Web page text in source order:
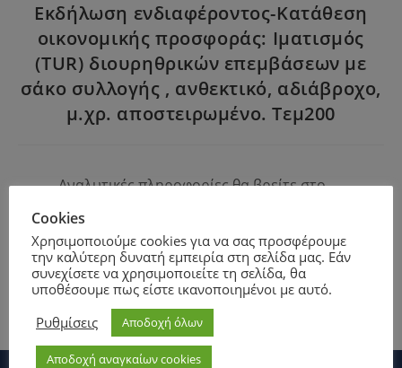
Εκδήλωση ενδιαφέροντος-Κατάθεση
οικονομικής προσφοράς: Ιματισμός
(TUR) διουρηθρικών επεμβάσεων με
σάκο συλλογής , ανθεκτικό, αδιάβροχο,
μ.χρ. αποστειρωμένο. Τεμ200
Αναλυτικές πληροφορίες θα βρείτε στο
πατώντας
Cookies
Χρησιμοποιούμε cookies για να σας προσφέρουμε
την καλύτερη δυνατή εμπειρία στη σελίδα μας. Εάν
συνεχίσετε να χρησιμοποιείτε τη σελίδα, θα
υποθέσουμε πως είστε ικανοποιημένοι με αυτό.
Ρυθμίσεις
Αποδοχή όλων
Αποδοχή αναγκαίων cookies